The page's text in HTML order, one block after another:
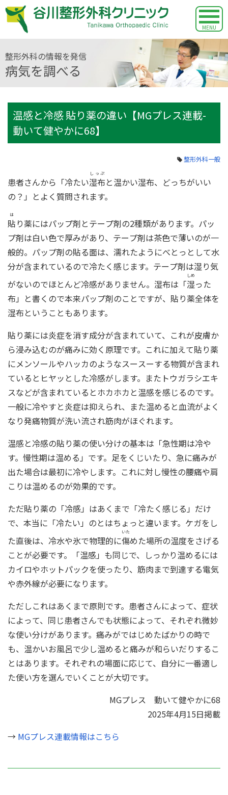
MENU
整形外科の情報を発信
病気を調べる
温感と冷感 貼り薬の違い【MGプレス連載-
動いて健やかに68】
整形外科一般
患者さんから「冷たい湿布
しっぷ
と温かい湿布、どっちがいい
の？」とよく質問されます。
貼
は
り薬にはパップ剤とテープ剤の2種類があります。パッ
プ剤は白い色で厚みがあり、テープ剤は茶色で薄いのが一
般的。パップ剤の貼る面は、濡れたようにべとっとして水
分が含まれているので冷たく感じます。テープ剤は湿り気
がないのでほとんど冷感がありません。湿布は「湿
しめ
った
布」と書くので本来パップ剤のことですが、貼り薬全体を
湿布ということもあります。
貼り薬には炎症を消す成分が含まれていて、これが皮膚か
ら浸み込むのが痛みに効く原理です。これに加えて貼り薬
にメンソールやハッカのようなスースーする物質が含まれ
ているとヒヤッとした冷感がします。またトウガラシエキ
スなどが含まれているとホカホカと温感を感じるのです。
一般に冷やすと炎症は抑えられ、また温めると血流がよく
なり発痛物質が洗い流され筋肉がほぐれます。
温感と冷感の貼り薬の使い分けの基本は「急性期は冷や
す。慢性期は温める」です。足をくじいたり、急に痛みが
出た場合は最初に冷やします。これに対し慢性の腰痛や肩
こりは温めるのが効果的です。
ただ貼り薬の「冷感」はあくまで「冷たく感じる」だけ
で、本当に「冷たい」のとはちょっと違います。ケガをし
た直後は、冷水や氷で物理的に傷
いた
めた場所の温度をさげる
ことが必要です。「温感」も同じで、しっかり温めるには
カイロやホットパックを使ったり、筋肉まで到達する電気
や赤外線が必要になります。
ただしこれはあくまで原則です。患者さんによって、症状
によって、同じ患者さんでも状態によって、それぞれ微妙
な使い分けがあります。痛みがではじめたばかりの時で
も、温かいお風呂で少し温めると痛みが和らいだりするこ
とはあります。それぞれの場面に応じて、自分に一番適し
た使い方を選んでいくことが大切です。
MGプレス 動いて健やかに68
2025年4月15日掲載
→ MGプレス連載情報はこちら